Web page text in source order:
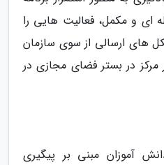
ای و مکمل، فعالیت هایی را
های ارسالی از سوی سازمان
در بستر فضای مجازی در
آموزان مبنی بر پیگیری